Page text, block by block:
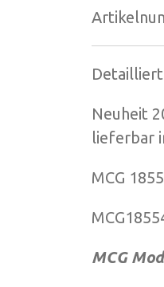
Neuheit
lieferbar
MCG
MCG